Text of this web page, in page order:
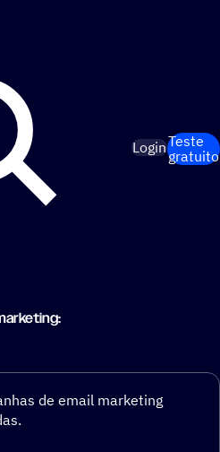
LoginTeste
gratuito
de email marketing